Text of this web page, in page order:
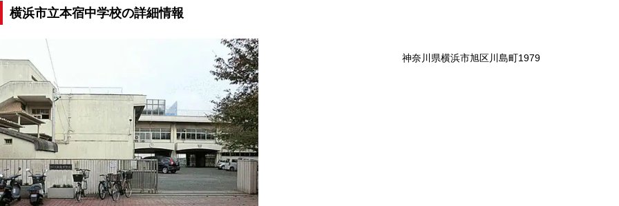
横浜市立本宿中学校の詳細情報
神奈川県横浜市旭区川島町1979